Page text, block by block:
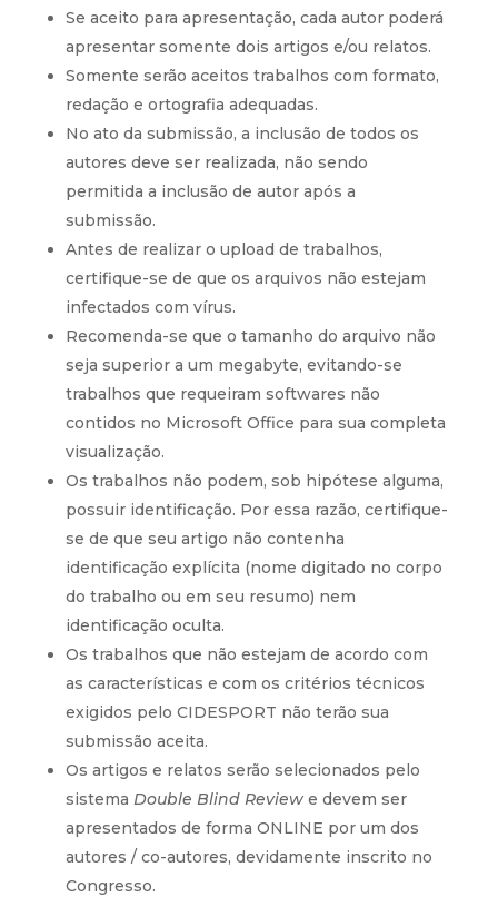
Se aceito para apresentação, cada autor poderá
apresentar somente dois artigos e/ou relatos.
Somente serão aceitos trabalhos com formato,
redação e ortografia adequadas.
No ato da submissão, a inclusão de todos os
autores deve ser realizada, não sendo
permitida a inclusão de autor após a
submissão.
Antes de realizar o upload de trabalhos,
certifique-se de que os arquivos não estejam
infectados com vírus.
Recomenda-se que o tamanho do arquivo não
seja superior a um megabyte, evitando-se
trabalhos que requeiram softwares não
contidos no Microsoft Office para sua completa
visualização.
Os trabalhos não podem, sob hipótese alguma,
possuir identificação. Por essa razão, certifique-
se de que seu artigo não contenha
identificação explícita (nome digitado no corpo
do trabalho ou em seu resumo) nem
identificação oculta.
Os trabalhos que não estejam de acordo com
as características e com os critérios técnicos
exigidos pelo CIDESPORT não terão sua
submissão aceita.
Os artigos e relatos serão selecionados pelo
sistema Double Blind Review e devem ser
apresentados de forma ONLINE por um dos
autores / co-autores, devidamente inscrito no
Congresso.